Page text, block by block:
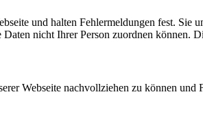
und halten Fehlermeldungen fest. Sie
nicht Ihrer Person zuordnen können.
Webseite nachvollziehen zu können